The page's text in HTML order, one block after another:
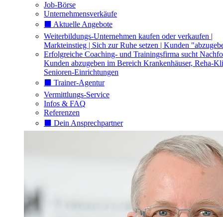
Job-Börse
Unternehmensverkäufe
⬛️ Aktuelle Angebote
Weiterbildungs-Unternehmen kaufen oder verkaufen |
Markteinstieg | Sich zur Ruhe setzen | Kunden
Erfolgreiche Coaching- und Trainingsfirma sucht
Kunden abzugeben im Bereich Krankenhäuser, Reha-
Senioren-Einrichtungen
⬛️ Trainer-Agentur
Vermittlungs-Service
Infos & FAQ
Referenzen
⬛️ Dein Ansprechpartner